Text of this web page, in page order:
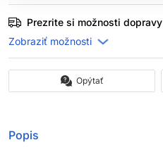
Prezrite si možnosti dopravy
Opýtať
Popis